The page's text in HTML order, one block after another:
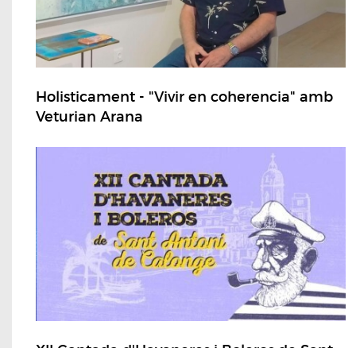
Holisticament - "Vivir en coherencia" amb
Veturian Arana